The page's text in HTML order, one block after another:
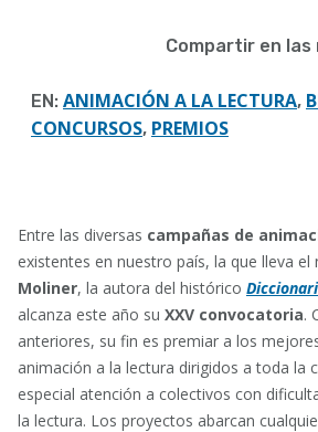
Compartir en las
EN: ANIMACIÓN A LA LECTURA,
CONCURSOS, PREMIOS
Entre las diversas campañas de
existentes en nuestro país, la que lleva el
Moliner, la autora del histórico
alcanza este año su XXV convocatoria.
anteriores, su fin es premiar a los
animación a la lectura dirigidos a toda la
especial atención a colectivos con
la lectura. Los proyectos abarcan